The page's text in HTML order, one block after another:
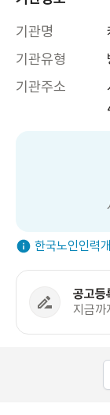
기관명
기관유형
기관주소
한국노인인력
공고
지금까